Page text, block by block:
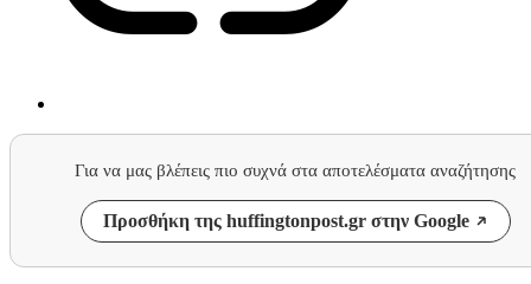
Για να μας βλέπεις πιο συχνά στα αποτελέσματα αναζήτησης
Προσθήκη της huffingtonpost.gr στην Google